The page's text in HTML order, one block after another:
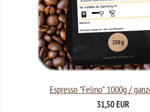
Espresso "Felino" 1000g /
31,50 EUR